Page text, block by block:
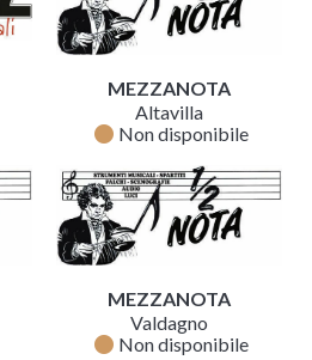
MEZZANOTA
Altavilla
fiber_manual_record Non disponibile
MEZZANOTA
Valdagno
fiber_manual_record Non disponibile